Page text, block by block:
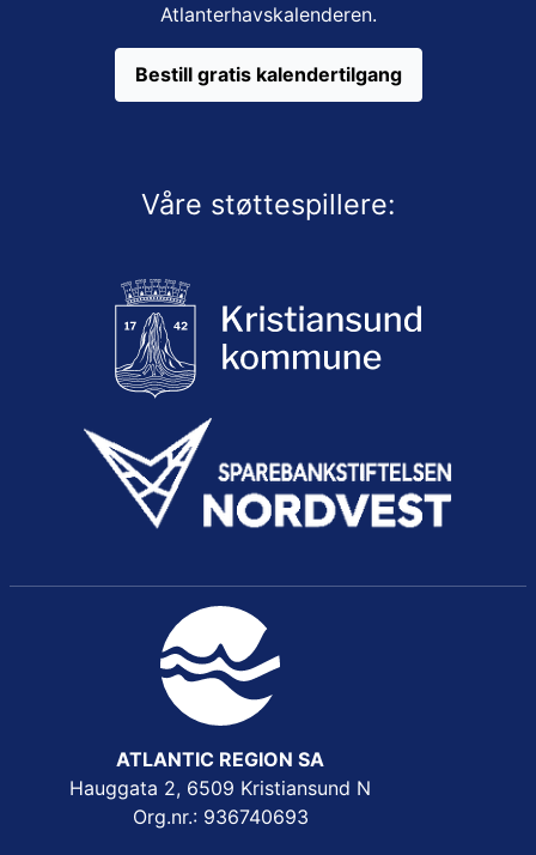
Atlanterhavskalenderen.
Bestill gratis kalendertilgang
Våre støttespillere:
ATLANTIC REGION SA
Hauggata 2, 6509 Kristiansund N
Org.nr.: 936740693